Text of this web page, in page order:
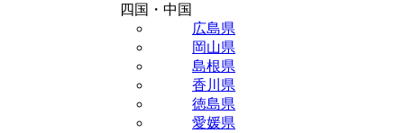
四国・中国
広島県
岡山県
島根県
香川県
徳島県
愛媛県